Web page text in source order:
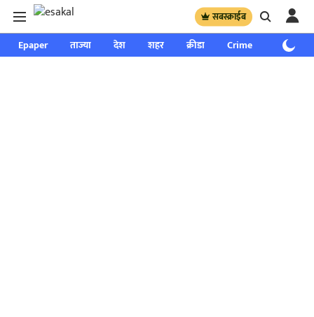
सबस्क्राईब
Epaper ताज्या देश शहर क्रीडा Crime साप्ताहिक